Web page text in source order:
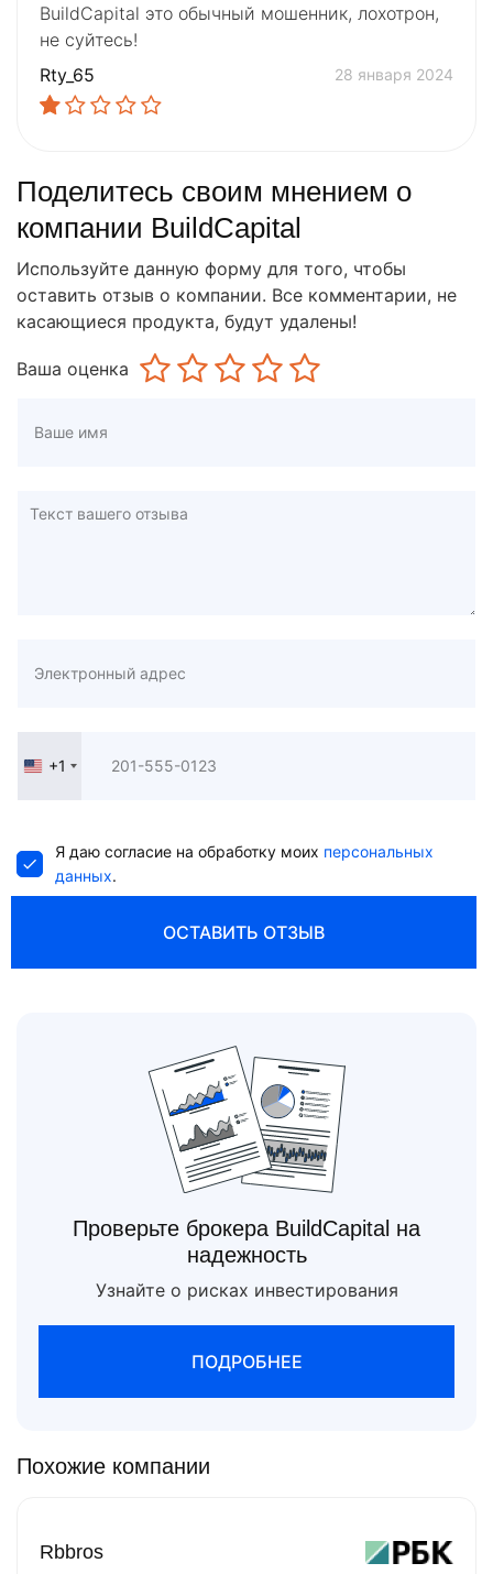
BuildCapital это обычный мошенник, лохотрон,
не суйтесь!
Rty_65
28 января 2024
Поделитесь своим мнением о
компании BuildCapital
Используйте данную форму для того, чтобы
оставить отзыв о компании. Все комментарии, не
касающиеся продукта, будут удалены!
Ваша оценка
United
+1
Я даю согласие на обработку моих персональных
данных.
ОСТАВИТЬ ОТЗЫВ
Проверьте брокера BuildCapital на
надежность
Узнайте о рисках инвестирования
ПОДРОБНЕЕ
Похожие компании
Rbbros